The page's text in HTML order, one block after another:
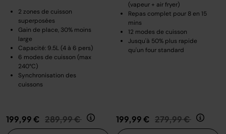
2 zones de cuisson
superposées
Gain de place, 30% moins
large
Capacité: 9.5L (4 à 6 pers)
6 modes de cuisson (max
240°C)
Synchronisation des
cuissons
199,99 € Prix réduit de
289,99 € au
(vapeur + air fryer)
Repas complet pour 8 en 15
mins
12 modes de cuisson
Jusqu'à 50% plus rapide
qu'un four standard
199,99 € Prix réduit de
279,99 € au